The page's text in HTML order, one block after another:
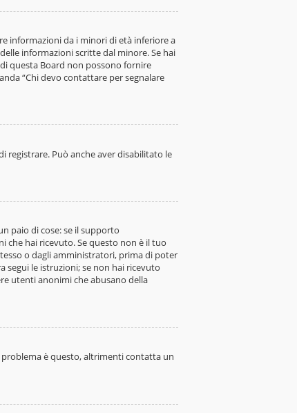
informazioni da i minori di età inferiore a
informazioni scritte dal minore. Se hai
questa Board non possono fornire
“Chi devo contattare per segnalare
registrare. Può anche aver disabilitato le
paio di cose: se il supporto
che hai ricevuto. Se questo non è il tuo
o dagli amministratori, prima di poter
segui le istruzioni; se non hai ricevuto
utenti anonimi che abusano della
è questo, altrimenti contatta un